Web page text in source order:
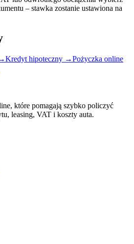
– stawka zostanie ustawiona na
Kredyt hipoteczny →Pożyczka online
które pomagają szybko policzyć
leasing, VAT i koszty auta.